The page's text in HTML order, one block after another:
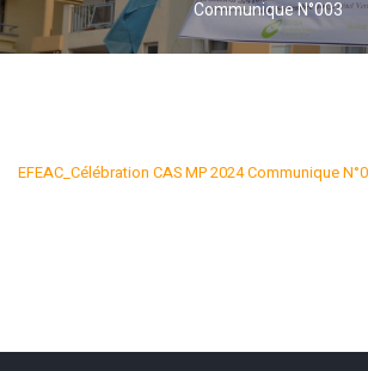
Communique N°003
EFEAC_Célébration CAS MP 2024 Communique